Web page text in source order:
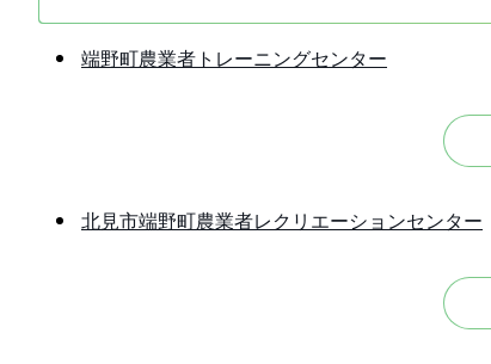
端野町農業者トレーニングセンター
北見市端野町農業者レクリエーションセンター